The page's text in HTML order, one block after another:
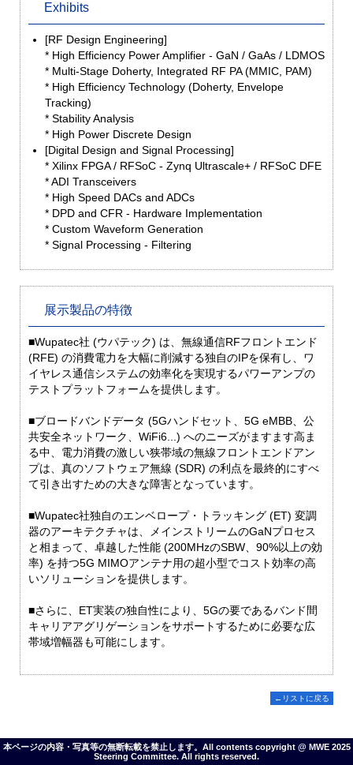
Exhibits
[RF Design Engineering]
* High Efficiency Power Amplifier - GaN / GaAs / LDMOS
* Multi-Stage Doherty, Integrated RF PA (MMIC, PAM)
* High Efficiency Technology (Doherty, Envelope
Tracking)
* Stability Analysis
* High Power Discrete Design
[Digital Design and Signal Processing]
* Xilinx FPGA / RFSoC - Zynq Ultrascale+ / RFSoC DFE
* ADI Transceivers
* High Speed DACs and ADCs
* DPD and CFR - Hardware Implementation
* Custom Waveform Generation
* Signal Processing - Filtering
展示製品の特徴
■Wupatec社 (ウパテック) は、無線通信RFフロントエンド
(RFE) の消費電力を大幅に削減する独自のIPを保有し、ワ
イヤレス通信システムの効率化を実現するパワーアンプの
テストプラットフォームを提供します。
■ブロードバンドデータ (5Gハンドセット、5G eMBB、公
共安全ネットワーク、WiFi6...) へのニーズがますます高ま
る中、電力消費の激しい狭帯域の無線フロントエンドアン
プは、真のソフトウェア無線 (SDR) の利点を最終的にすべ
て引き出すための大きな障害となっています。
■Wupatec社独自のエンベロープ・トラッキング (ET) 変調
器のアーキテクチャは、メインストリームのGaNプロセス
と相まって、卓越した性能 (200MHzのSBW、90%以上の効
率) を持つ5G MIMOアンテナ用の超小型でコスト効率の高
いソリューションを提供します。
■さらに、ET実装の独自性により、5Gの要であるバンド間
キャリアアグリゲーションをサポートするために必要な広
帯域増幅器も可能にします。
←リストに戻る
本ページの内容・写真等の無断転載を禁止します。All contents copyright @ MWE 2025
Steering Committee. All rights reserved.